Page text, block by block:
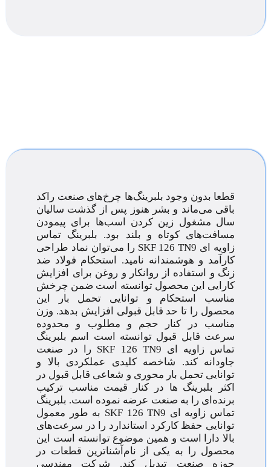
قطعا بدون وجود بلبرینگ‌ها چرخ‌های صنعت راکد
باقی می‌ماند و بشر هنوز پس از گذشت سالیان
سال مشغول زین کردن اسب‌ها برای پیمودن
مسافت‌های کوتاه و بلند بود. بلبرینگ تماس
زاویه ای SKF 126 TN9 را می‌توان نماد طراحی
کارآمد و هوشمندانه نامید. استحکام فولاد ضد
زنگ و استفاده از روانکار و روغن برای افزایش
کارایی این محصول توانسته است ضمن چرخش
مناسب استحکام و توانایی تحمل بار این
محصول را تا حد قابل قبولی افزایش بدهد. وزن
مناسب در کنار حجم و مطلوب و محدوده
سرعت قابل قبول توانسته است اسم بلبرینگ
تماس زاویه ای SKF 126 TN9 را در صنعت
جاودانه کند. شاخصه کلیدی عملکردی بالا و
توانایی تحمل بار محوری و شعاعی قابل قبول در
اکثر بلبرینگ ها در کنار قیمت مناسب ترکیب
برنده‌ای را به صنعت عرضه نموده است. بلبرینگ
تماس زاویه ای SKF 126 TN9 به طور معمول
توانایی حفظ کارکرد استاندارد را در سرعت‌های
بالا دارا است و همین موضوع توانسته است این
محصول را به یکی از نام‌آشناترین قطعات در
حوزه صنعت تبدیل کند. شرکت مهندسی